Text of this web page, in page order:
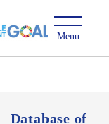
Database of